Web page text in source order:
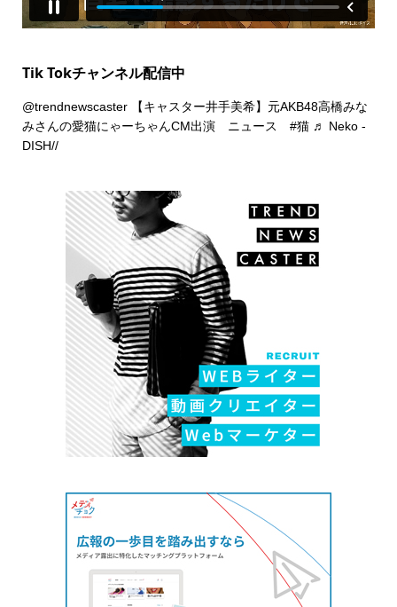
Tik Tokチャンネル配信中
@trendnewscaster【キャスター井手美希】元AKB48高橋みな
みさんの愛猫にゃーちゃんCM出演 ニュース #猫 ♬ Neko -
DISH//